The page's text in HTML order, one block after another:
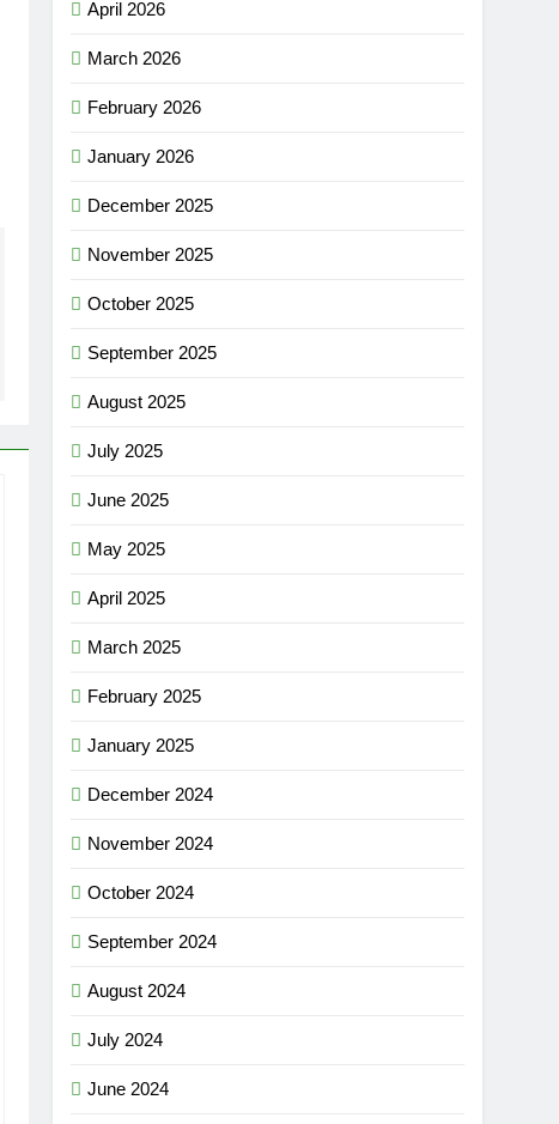
April 2026
March 2026
February 2026
January 2026
December 2025
November 2025
October 2025
September 2025
August 2025
July 2025
June 2025
May 2025
April 2025
March 2025
February 2025
January 2025
December 2024
November 2024
October 2024
September 2024
August 2024
July 2024
June 2024